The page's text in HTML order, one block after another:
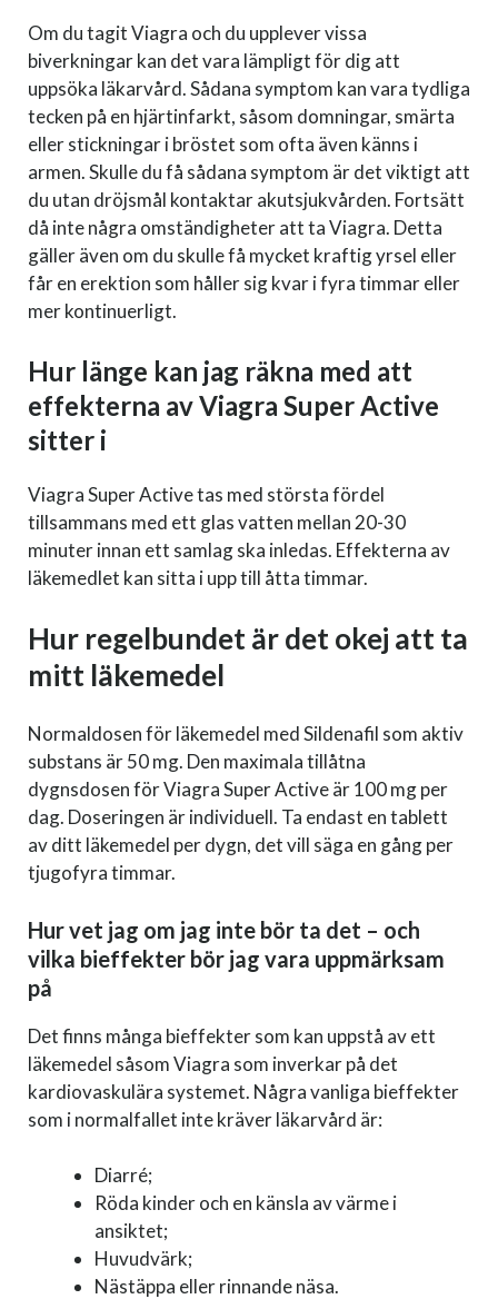
Om du tagit Viagra och du upplever vissa
biverkningar kan det vara lämpligt för dig att
uppsöka läkarvård. Sådana symptom kan vara tydliga
tecken på en hjärtinfarkt, såsom domningar, smärta
eller stickningar i bröstet som ofta även känns i
armen. Skulle du få sådana symptom är det viktigt att
du utan dröjsmål kontaktar akutsjukvården. Fortsätt
då inte några omständigheter att ta Viagra. Detta
gäller även om du skulle få mycket kraftig yrsel eller
får en erektion som håller sig kvar i fyra timmar eller
mer kontinuerligt.
Hur länge kan jag räkna med att
effekterna av Viagra Super Active
sitter i
Viagra Super Active tas med största fördel
tillsammans med ett glas vatten mellan 20-30
minuter innan ett samlag ska inledas. Effekterna av
läkemedlet kan sitta i upp till åtta timmar.
Hur regelbundet är det okej att ta
mitt läkemedel
Normaldosen för läkemedel med Sildenafil som aktiv
substans är 50 mg. Den maximala tillåtna
dygnsdosen för Viagra Super Active är 100 mg per
dag. Doseringen är individuell. Ta endast en tablett
av ditt läkemedel per dygn, det vill säga en gång per
tjugofyra timmar.
Hur vet jag om jag inte bör ta det – och
vilka bieffekter bör jag vara uppmärksam
på
Det finns många bieffekter som kan uppstå av ett
läkemedel såsom Viagra som inverkar på det
kardiovaskulära systemet. Några vanliga bieffekter
som i normalfallet inte kräver läkarvård är:
Diarré;
Röda kinder och en känsla av värme i
ansiktet;
Huvudvärk;
Nästäppa eller rinnande näsa.